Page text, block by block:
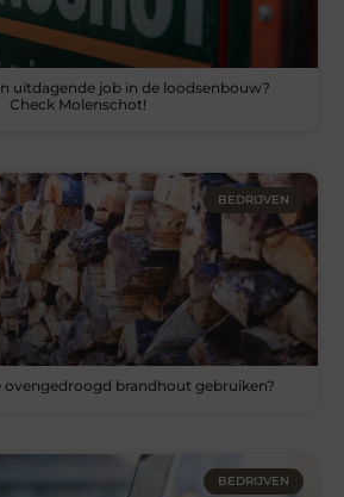
uitdagende job in de loodsenbouw?
Check Molenschot!
BEDRIJVEN
ovengedroogd brandhout gebruiken?
BEDRIJVEN